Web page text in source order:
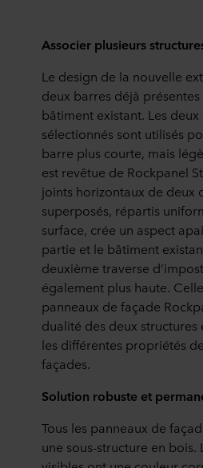
Associer plusieurs
Le design de la nouvelle
deux barres déjà présentes
bâtiment existant. Les
sélectionnés sont utilisés
barre plus courte, mais
est revêtue de Rockpanel
joints horizontaux de deux
superposés, répartis
surface, crée un aspect
partie et le bâtiment
deuxième traverse
également plus haute.
panneaux de façade
dualité des deux structures
les différentes propriétés
façades.
Solution robuste et
Tous les panneaux de
une sous-structure en bois.